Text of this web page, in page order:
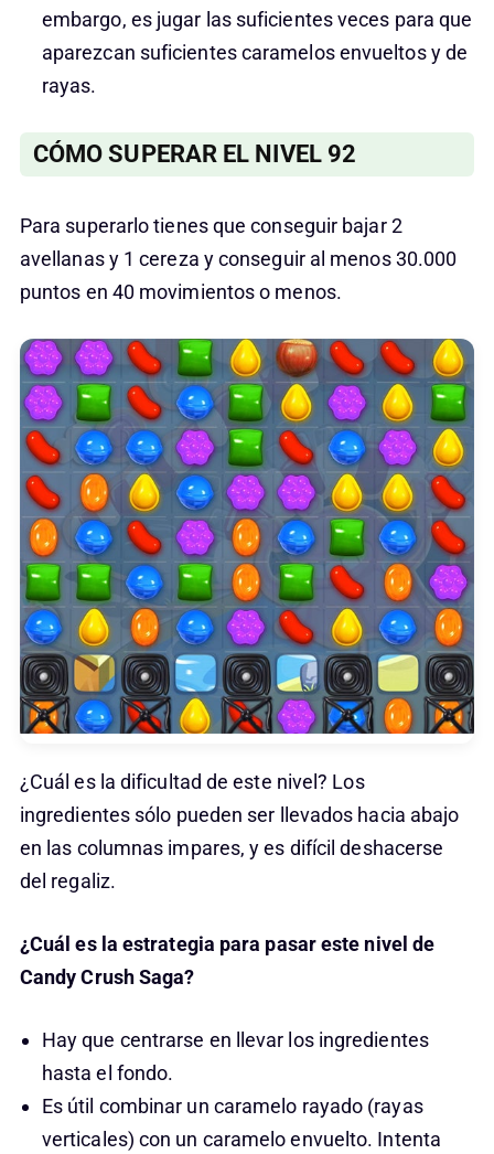
embargo, es jugar las suficientes veces para que
aparezcan suficientes caramelos envueltos y de
rayas.
CÓMO SUPERAR EL NIVEL 92
Para superarlo tienes que conseguir bajar 2
avellanas y 1 cereza y conseguir al menos 30.000
puntos en 40 movimientos o menos.
¿Cuál es la dificultad de este nivel? Los
ingredientes sólo pueden ser llevados hacia abajo
en las columnas impares, y es difícil deshacerse
del regaliz.
¿Cuál es la estrategia para pasar este nivel de
Candy Crush Saga?
Hay que centrarse en llevar los ingredientes
hasta el fondo.
Es útil combinar un caramelo rayado (rayas
verticales) con un caramelo envuelto. Intenta